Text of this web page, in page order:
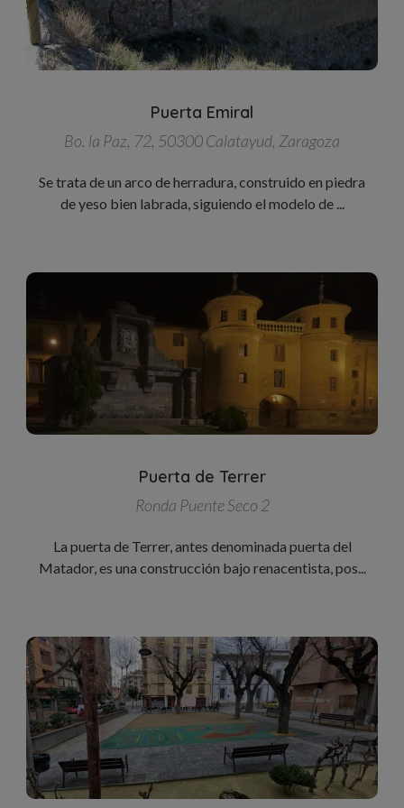
Puerta Emiral
Bo. la Paz, 72, 50300 Calatayud, Zaragoza
Se trata de un arco de herradura, construido en piedra
de yeso bien labrada, siguiendo el modelo de ...
Puerta de Terrer
Ronda Puente Seco 2
La puerta de Terrer, antes denominada puerta del
Matador, es una construcción bajo renacentista, pos...